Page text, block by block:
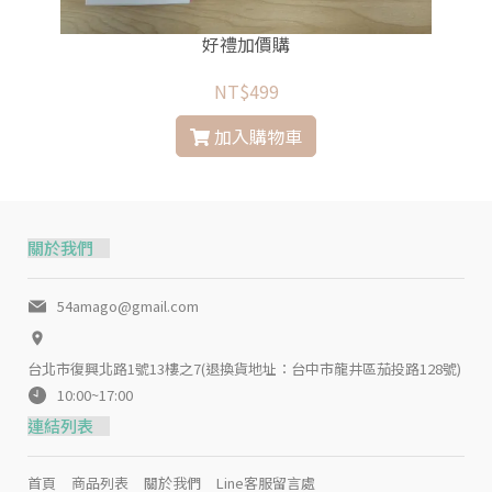
好禮加價購
NT$499
加入購物車
關於我們
54amago@gmail.com
台北市復興北路1號13樓之7(退換貨地址：台中市龍井區茄投路128號)
10:00~17:00
連結列表
首頁 商品列表 關於我們 Line客服留言處